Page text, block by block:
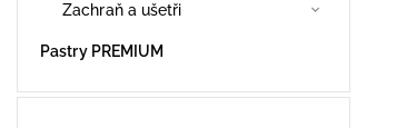
Zachraň a ušetři
Pastry PREMIUM